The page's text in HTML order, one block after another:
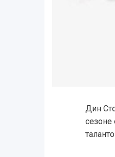
Дин
сезоне